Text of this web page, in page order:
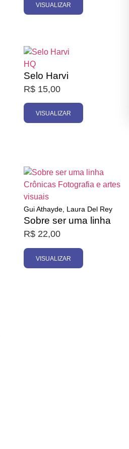
VISUALIZAR
HQ
Selo Harvi
R$ 15,00
VISUALIZAR
Crônicas Fotografia e artes
visuais
Gui Athayde, Laura Del Rey
Sobre ser uma linha
R$ 22,00
VISUALIZAR